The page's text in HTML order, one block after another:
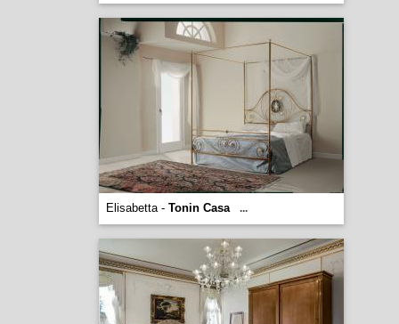
Elisabetta - Tonin Casa ...